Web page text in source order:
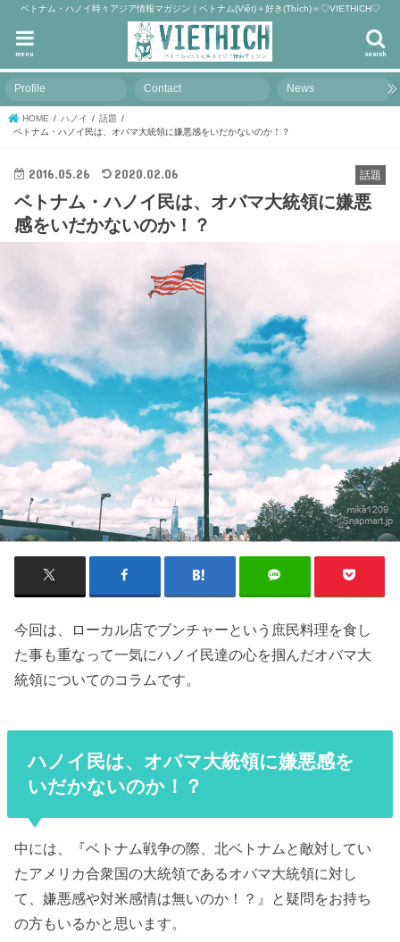
ベトナム・ハノイ時々アジア情報マガジン｜ベトナム(Việt)＋好き(Thích)＝♡VIETHICH♡
search
menu
Profile Contact News
HOME ハノイ
話題
ベトナム・ハノイ民は、オバマ大統領に嫌悪感をいだかないのか！？
話題
2016.05.26 2020.02.06
ベトナム・ハノイ民は、オバマ大統領に嫌悪
感をいだかないのか！？
今回は、ローカル店でブンチャーという庶民料理を食し
た事も重なって一気にハノイ民達の心を掴んだオバマ大
統領についてのコラムです。
ハノイ民は、オバマ大統領に嫌悪感を
いだかないのか！？
中には、『ベトナム戦争の際、北ベトナムと敵対してい
たアメリカ合衆国の大統領であるオバマ大統領に対し
て、嫌悪感や対米感情は無いのか！？』と疑問をお持ち
の方もいるかと思います。